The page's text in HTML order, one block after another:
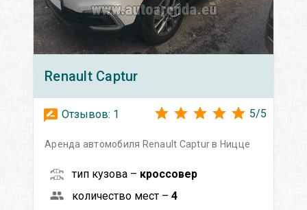
Renault Captur
Отзывов: 1 5/5
Аренда автомобиля Renault Captur в Ницце
тип кузова – кроссовер
количество мест – 4